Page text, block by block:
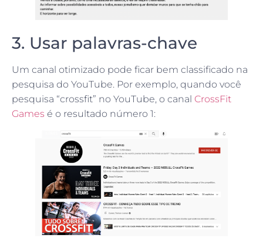
3. Usar palavras-chave
Um canal otimizado pode ficar bem classificado na
pesquisa do YouTube. Por exemplo, quando você
pesquisa “crossfit” no YouTube, o canal CrossFit
Games é o resultado número 1: